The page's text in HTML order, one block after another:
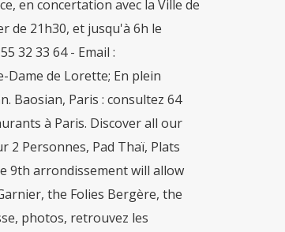
en concertation avec la Ville de
de 21h30, et jusqu'à 6h le
32 33 64 - Email :
de Lorette; En plein
Baosian, Paris : consultez 64
à Paris. Discover all our
2 Personnes, Pad Thaï, Plats
9th arrondissement will allow
the Folies Bergère, the
photos, retrouvez les